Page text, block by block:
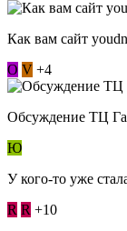
Как вам сайт
О V +4
Обсуждение ТЦ
Ю
У кого-то уже
R R +10